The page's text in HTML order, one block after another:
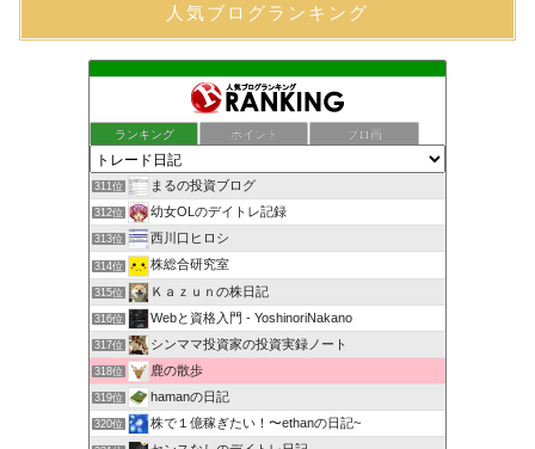
人気ブログランキング
ランキング ポイント ブロ画
311位 まるの投資ブログ
312位 幼女OLのデイトレ記録
313位 西川口ヒロシ
314位 株総合研究室
315位 Ｋａｚｕｎの株日記
316位 Webと資格入門 - YoshinoriNakano
317位 シンママ投資家の投資実録ノート
318位 鹿の散歩
319位 hamanの日記
320位 株で１億稼ぎたい！〜ethanの日記~